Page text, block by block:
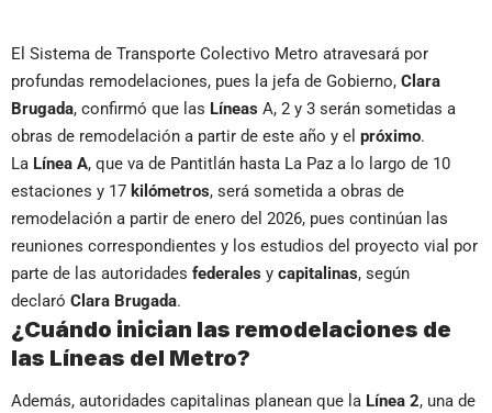
El Sistema de Transporte Colectivo Metro atravesará por
profundas remodelaciones, pues la jefa de Gobierno, Clara
Brugada, confirmó que las Líneas A, 2 y 3 serán sometidas a
obras de remodelación a partir de este año y el próximo.
La Línea A, que va de Pantitlán hasta La Paz a lo largo de 10
estaciones y 17 kilómetros, será sometida a obras de
remodelación a partir de enero del 2026, pues continúan las
reuniones correspondientes y los estudios del proyecto vial por
parte de las autoridades federales y capitalinas, según
declaró Clara Brugada.
¿Cuándo inician las remodelaciones de
las Líneas del Metro?
Además, autoridades capitalinas planean que la Línea 2, una de